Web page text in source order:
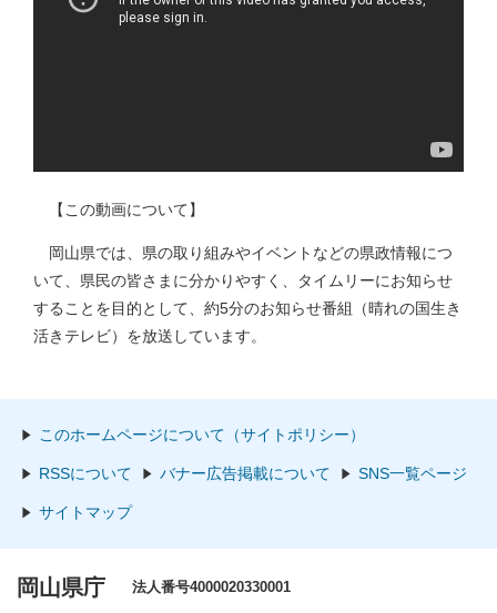
【この動画について】
岡山県では、県の取り組みやイベントなどの県政情報につ
いて、県民の皆さまに分かりやすく、タイムリーにお知らせ
することを目的として、約5分のお知らせ番組（晴れの国生き
活きテレビ）を放送しています。
このホームページについて（サイトポリシー）
RSSについて バナー広告掲載について SNS一覧ページ
サイトマップ
岡山県庁 法人番号4000020330001